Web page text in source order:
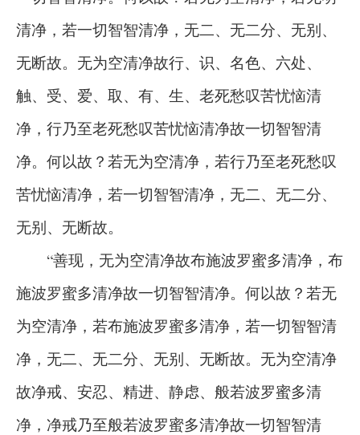
清净，若一切智智清净，无二、无二分、无别、
无断故。无为空清净故行、识、名色、六处、
触、受、爱、取、有、生、老死愁叹苦忧恼清
净，行乃至老死愁叹苦忧恼清净故一切智智清
净。何以故？若无为空清净，若行乃至老死愁叹
苦忧恼清净，若一切智智清净，无二、无二分、
无别、无断故。
“善现，无为空清净故布施波罗蜜多清净，布
施波罗蜜多清净故一切智智清净。何以故？若无
为空清净，若布施波罗蜜多清净，若一切智智清
净，无二、无二分、无别、无断故。无为空清净
故净戒、安忍、精进、静虑、般若波罗蜜多清
净，净戒乃至般若波罗蜜多清净故一切智智清